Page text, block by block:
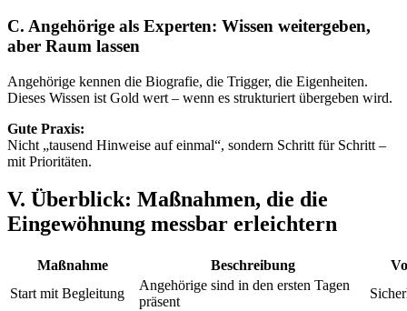
C. Angehörige als Experten: Wissen weitergeben,
aber Raum lassen
Angehörige kennen die Biografie, die Trigger, die Eigenheiten.
Dieses Wissen ist Gold wert – wenn es strukturiert übergeben wird.
Gute Praxis:
Nicht „tausend Hinweise auf einmal“, sondern Schritt für Schritt –
mit Prioritäten.
V. Überblick: Maßnahmen, die die
Eingewöhnung messbar erleichtern
Maßnahme Beschreibung
Start mit Begleitung
Angehörige sind in den ersten Tagen
präsent